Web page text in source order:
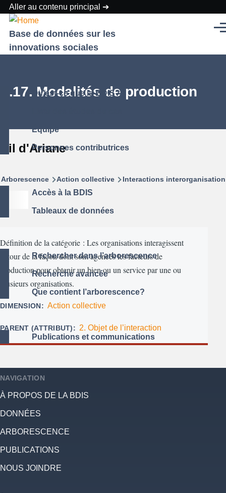
Aller au contenu principal
Base de données sur les
innovations sociales
Qu'est-ce que la BDIS?
Équipe
Personnes contributrices
Accès à la BDIS
Tableaux de données
Rechercher dans l’arborescence
Recherche avancée
Que contient l’arborescence?
Publications et communications
2.17. Modalités de production
Fil d'Ariane
Arborescence Action collective Interactions
Définition de la catégorie : Les organisations interagissent
autour de la façon dont sont agencés les facteurs de
production pour obtenir un bien ou un service par une ou
plusieurs organisations.
DIMENSION Action collective
PARENT (ATTRIBUT) 2. Objet de l’interaction
NAVIGATION
À PROPOS DE LA BDIS
DONNÉES
ARBORESCENCE
PUBLICATIONS
NOUS JOINDRE